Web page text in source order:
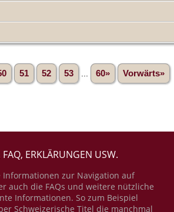
51 52 53 60» Vorwärts»
ERKLÄRUNGEN USW.
Informationen zur Navigation auf
auch die FAQs und weitere nützliche
Informationen. So zum Beispiel
Schweizerische Titel die manchmal